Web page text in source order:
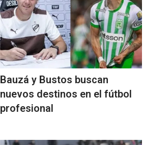
Bauzá y Bustos buscan
nuevos destinos en el fútbol
profesional